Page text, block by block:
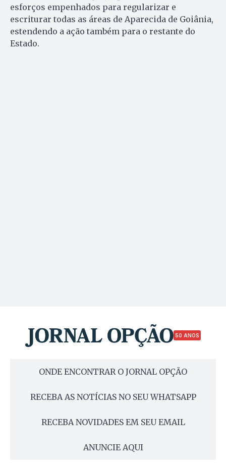
esforços empenhados para regularizar e
escriturar todas as áreas de Aparecida de Goiânia,
estendendo a ação também para o restante do
Estado.
50 ANOS
ONDE ENCONTRAR O JORNAL OPÇÃO
RECEBA AS NOTÍCIAS NO SEU WHATSAPP
RECEBA NOVIDADES EM SEU EMAIL
ANUNCIE AQUI